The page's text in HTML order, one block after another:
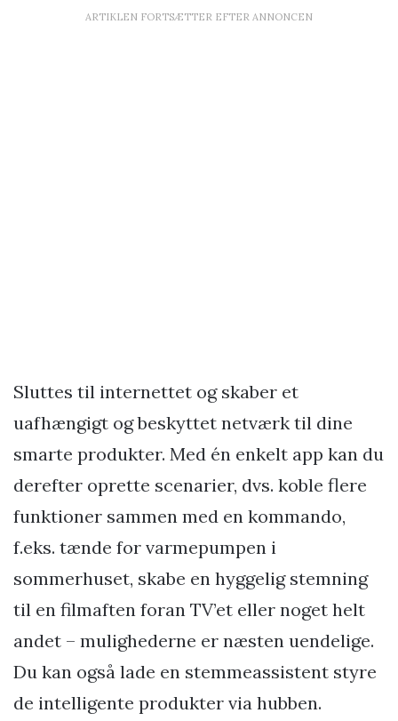
ARTIKLEN FORTSÆTTER EFTER ANNONCEN
Sluttes til internettet og skaber et
uafhængigt og beskyttet netværk til dine
smarte produkter. Med én enkelt app kan du
derefter oprette scenarier, dvs. koble flere
funktioner sammen med en kommando,
f.eks. tænde for varmepumpen i
sommerhuset, skabe en hyggelig stemning
til en filmaften foran TV’et eller noget helt
andet – mulighederne er næsten uendelige.
Du kan også lade en stemmeassistent styre
de intelligente produkter via hubben.